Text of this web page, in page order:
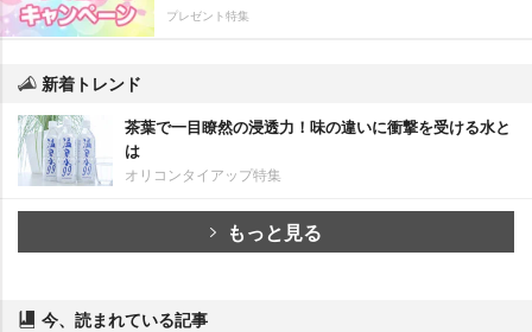
プレゼント特集
新着トレンド
茶葉で一目瞭然の浸透力！味の違いに衝撃を受ける水と
は
オリコンタイアップ特集
もっと見る
今、読まれている記事